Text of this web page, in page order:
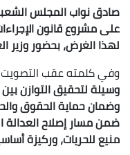
صادق نوابالمجلس
علىمشروع قانون الإجراءات
لهذا الغرض، بحضور وزير
وفي كلمته عقب التصويت،
وسيلة لتحقيق التوازن
وضمان حماية الحقوق
ضمن مسار إصلاح العدالة
منيع للحريات، وركيزة